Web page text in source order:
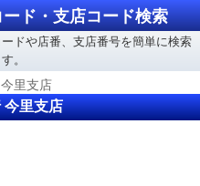
ド・支店コード検索
ドや店番、支店番号を簡単に検索
。
今里支店
今里支店